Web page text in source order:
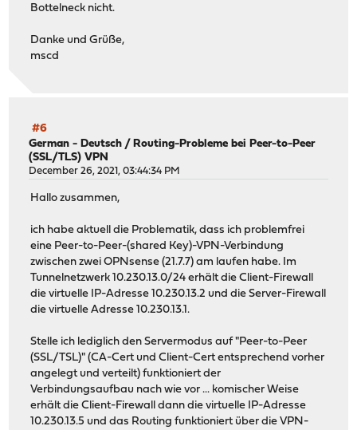
Bottelneck nicht.
Danke und Grüße,
mscd
#6
German - Deutsch / Routing-Probleme bei Peer-to-Peer
(SSL/TLS) VPN
December 26, 2021, 03:44:34 PM
Hallo zusammen,
ich habe aktuell die Problematik, dass ich problemfrei
eine Peer-to-Peer-(shared Key)-VPN-Verbindung
zwischen zwei OPNsense (21.7.7) am laufen habe. Im
Tunnelnetzwerk 10.230.13.0/24 erhält die Client-Firewall
die virtuelle IP-Adresse 10.230.13.2 und die Server-Firewall
die virtuelle Adresse 10.230.13.1.
Stelle ich lediglich den Servermodus auf "Peer-to-Peer
(SSL/TSL)" (CA-Cert und Client-Cert entsprechend vorher
angelegt und verteilt) funktioniert der
Verbindungsaufbau nach wie vor ... komischer Weise
erhält die Client-Firewall dann die virtuelle IP-Adresse
10.230.13.5 und das Routing funktioniert über die VPN-